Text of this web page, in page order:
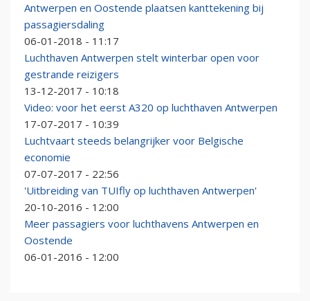
Antwerpen en Oostende plaatsen kanttekening bij
passagiersdaling
06-01-2018 - 11:17
Luchthaven Antwerpen stelt winterbar open voor
gestrande reizigers
13-12-2017 - 10:18
Video: voor het eerst A320 op luchthaven Antwerpen
17-07-2017 - 10:39
Luchtvaart steeds belangrijker voor Belgische
economie
07-07-2017 - 22:56
'Uitbreiding van TUIfly op luchthaven Antwerpen'
20-10-2016 - 12:00
Meer passagiers voor luchthavens Antwerpen en
Oostende
06-01-2016 - 12:00